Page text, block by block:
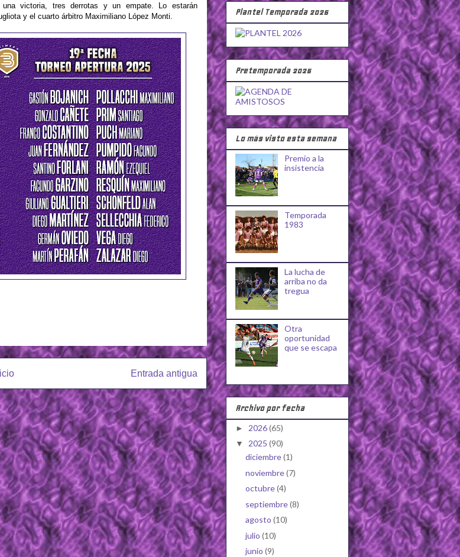
victoria, tres derrotas y un empate. Lo estarán
y el cuarto árbitro Maximiliano López Monti.
Entrada antigua
Plantel Temporada 2026
Pretemporada 2026
Lo más visto esta semana
Premio a la
insistencia
Temporada
1983
La lucha de
arriba no da
tregua
Otra
oportunidad
que se escapa
Archivo por fecha
► 2026(65)
▼ 2025 (90)
diciembre(1)
noviembre(7)
octubre(4)
septiembre(8)
agosto (10)
julio (10)
junio (9)